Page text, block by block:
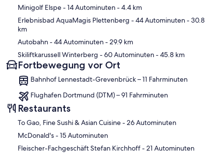
Minigolf Elspe- 14 Autominuten- 4.4 km
Erlebnisbad AquaMagis Plettenberg - 44 Autominuten- 30.8
km
Autobahn- 44 Autominuten- 29.9 km
Skiliftkarussell Winterberg - 60 Autominuten- 45.8 km
Fortbewegung vor Ort
Bahnhof Lennestadt-Grevenbrück – 11 Fahrminuten
Flughafen Dortmund (DTM) – 91 Fahrminuten
Restaurants
‪To Gao, Fine Sushi & Asian Cuisine - ‬26 Autominuten
‪McDonald's - ‬15 Autominuten
‪Fleischer-Fachgeschäft Stefan Kirchhoff - ‬21 Autominuten